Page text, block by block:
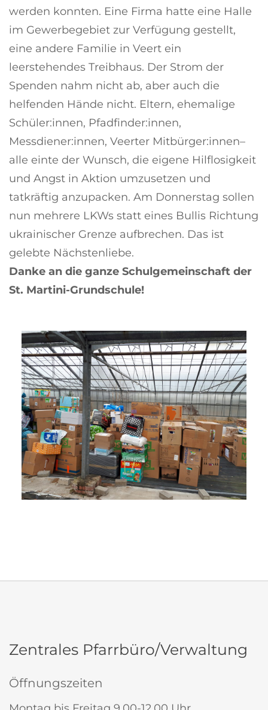
werden konnten. Eine Firma hatte eine Halle
im Gewerbegebiet zur Verfügung gestellt,
eine andere Familie in Veert ein
leerstehendes Treibhaus. Der Strom der
Spenden nahm nicht ab, aber auch die
helfenden Hände nicht. Eltern, ehemalige
Schüler:innen, Pfadfinder:innen,
Messdiener:innen, Veerter Mitbürger:innen–
alle einte der Wunsch, die eigene Hilflosigkeit
und Angst in Aktion umzusetzen und
tatkräftig anzupacken. Am Donnerstag sollen
nun mehrere LKWs statt eines Bullis Richtung
ukrainischer Grenze aufbrechen. Das ist
gelebte Nächstenliebe.
Danke an die ganze Schulgemeinschaft der
St. Martini-Grundschule!
Zentrales Pfarrbüro/Verwaltung
Öffnungszeiten